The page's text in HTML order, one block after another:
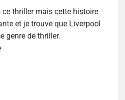
thriller mais cette histoire
et je trouve que Liverpool
genre de thriller.